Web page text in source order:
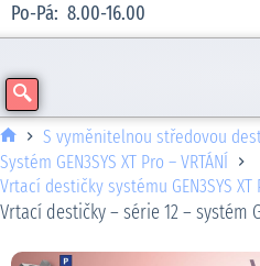
Po-Pá: 8.00-16.00
S vyměnitelnou středovou
Systém GEN3SYS XT Pro – VRTÁNÍ
Vrtací destičky systému GEN3SYS XT
Vrtací destičky – série 12 – systém